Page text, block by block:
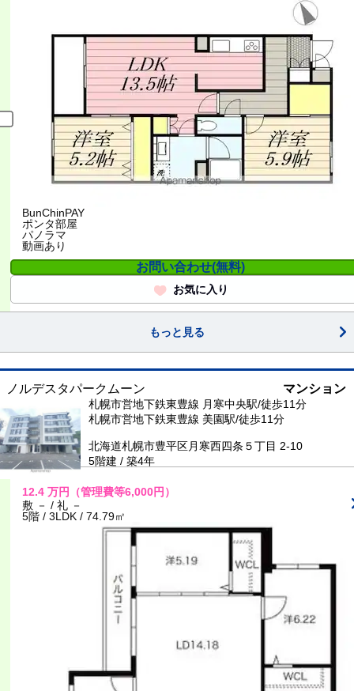
BunChinPAY
ポンタ部屋
パノラマ
動画あり
お問い合わせ(無料)
お気に入り
もっと見る
ノルデスタパークムーン マンション
札幌市営地下鉄東豊線 月寒中央駅/徒歩11分
札幌市営地下鉄東豊線 美園駅/徒歩11分
北海道札幌市豊平区月寒西四条５丁目 2-10
5階建 / 築4年
12.4 万円
（管理費等6,000円）
敷 － / 礼 －
5階 / 3LDK / 74.79㎡